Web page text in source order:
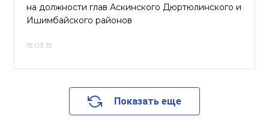
на должности глав Аскинского Дюртюлинского и
Ишимбайского районов
15.03.19
Показать еще